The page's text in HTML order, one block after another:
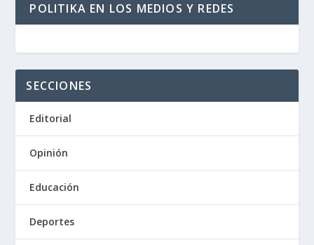
POLITIKA EN LOS MEDIOS Y REDES
SECCIONES
Editorial
Opinión
Educación
Deportes